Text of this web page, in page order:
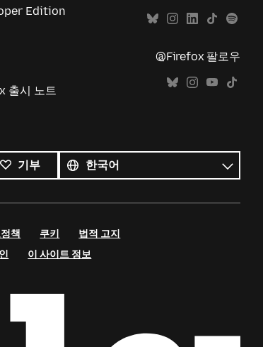
Edition
출시 노트
@Firefox 팔로우
기부
언어
언어
책 쿠키
법적 고지
이 사이트 정보